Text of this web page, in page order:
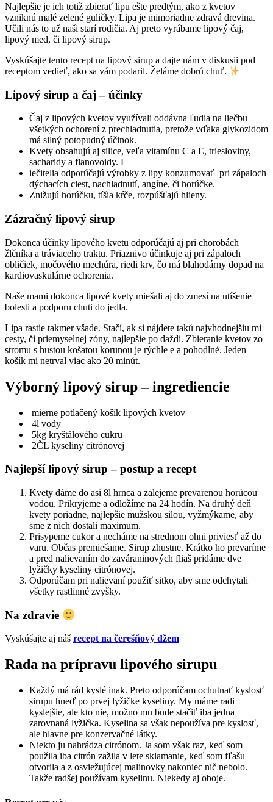
Najlepšie je ich totiž zbierať lipu ešte predtým, ako z kvetov
vzniknú malé zelené guličky. Lipa je mimoriadne zdravá drevina.
Učili nás to už naši starí rodičia. Aj preto vyrábame lipový čaj,
lipový med, či lipový sirup.
Vyskúšajte tento recept na lipový sirup a dajte nám v diskusii pod
receptom vedieť, ako sa vám podaril. Želáme dobrú chuť.
Lipový sirup a čaj – účinky
Čaj z lipových kvetov využívali oddávna ľudia na liečbu
všetkých ochorení z prechladnutia, pretože vďaka glykozidom
má silný potopudný účinok.
Kvety obsahujú aj silice, veľa vitamínu C a E, triesloviny,
sacharidy a flanovoidy. L
iečitelia odporúčajú výrobky z lipy konzumovať pri zápaloch
dýchacích ciest, nachladnutí, angíne, či horúčke.
Znižujú horúčku, tíšia kŕče, rozpúšťajú hlieny.
Zázračný lipový sirup
Dokonca účinky lipového kvetu odporúčajú aj pri chorobách
žlčníka a tráviaceho traktu. Priaznivo účinkuje aj pri zápaloch
obličiek, močového mechúra, riedi krv, čo má blahodárny dopad na
kardiovaskulárne ochorenia.
Naše mami dokonca lipové kvety miešali aj do zmesí na utíšenie
bolesti a podporu chuti do jedla.
Lipa rastie takmer všade. Stačí, ak si nájdete takú najvhodnejšiu mi
cesty, či priemyselnej zóny, najlepšie po daždi. Zbieranie kvetov zo
stromu s hustou košatou korunou je rýchle e a pohodlné. Jeden
košík mi netrval viac ako 20 minút.
Výborný lipový sirup – ingrediencie
mierne potlačený košík lipových kvetov
4l vody
5kg kryštálového cukru
2ČL kyseliny citrónovej
Najlepší lipový sirup – postup a recept
Kvety dáme do asi 8l hrnca a zalejeme prevarenou horúcou
vodou. Prikryjeme a odložíme na 24 hodín. Na druhý deň
kvety poriadne, najlepšie mužskou silou, vyžmýkame, aby
sme z nich dostali maximum.
Prisypeme cukor a necháme na strednom ohni priviesť až do
varu. Občas premiešame. Sirup zhustne. Krátko ho prevaríme
a pred nalievaním do zaváraninových fliaš pridáme dve
lyžičky kyseliny citrónovej.
Odporúčam pri nalievaní použiť sitko, aby sme odchytali
všetky rastlinné zvyšky.
Na zdravie
Vyskúšajte aj náš recept na čerešňový džem
Rada na prípravu lipového sirupu
Každý má rád kyslé inak. Preto odporúčam ochutnať kyslosť
sirupu hneď po prvej lyžičke kyseliny. My máme radi
kyslejšie, ale kto nie, možno mu bude stačiť iba jedna
zarovnaná lyžička. Kyselina sa však nepoužíva pre kyslosť,
ale hlavne pre konzervačné látky.
Niekto ju nahrádza citrónom. Ja som však raz, keď som
použila iba citrón zažila v lete sklamanie, keď som fľašu
otvorila a z osviežujúcej malinovky nakoniec nič nebolo.
Takže radšej používam kyselinu. Niekedy aj oboje.